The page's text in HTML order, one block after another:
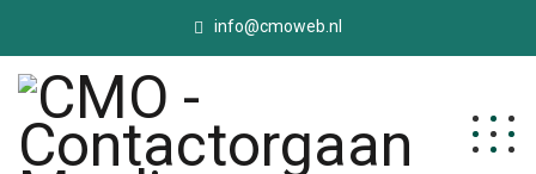
info@cmoweb.nl